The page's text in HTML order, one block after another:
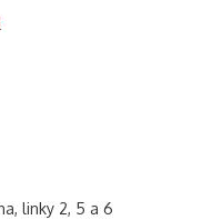
linky 2, 5 a 6